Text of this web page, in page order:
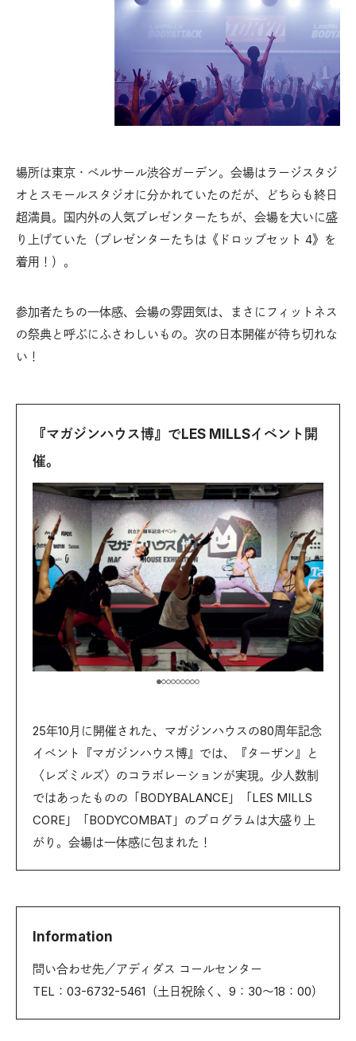
場所は東京・ベルサール渋谷ガーデン。会場はラージスタジ
オとスモールスタジオに分かれていたのだが、どちらも終日
超満員。国内外の人気プレゼンターたちが、会場を大いに盛
り上げていた（プレゼンターたちは《ドロップセット 4》を
着用！）。
参加者たちの一体感、会場の雰囲気は、まさにフィットネス
の祭典と呼ぶにふさわしいもの。次の日本開催が待ち切れな
い！
『マガジンハウス博』でLES MILLSイベント開
催。
25年10月に開催された、マガジンハウスの80周年記念
イベント『マガジンハウス博』では、『ターザン』と
〈レズミルズ〉のコラボレーションが実現。少人数制
ではあったものの「BODYBALANCE」「LES MILLS
CORE」「BODYCOMBAT」のプログラムは大盛り上
がり。会場は一体感に包まれた！
Information
問い合わせ先／アディダス コールセンター
TEL：03-6732-5461（土日祝除く、9：30～18：00）